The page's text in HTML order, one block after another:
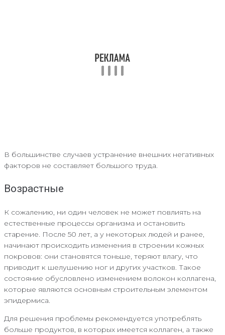
В большинстве случаев устранение внешних негативных
факторов не составляет большого труда.
Возрастные
К сожалению, ни один человек не может повлиять на
естественные процессы организма и остановить
старение. После 50 лет, а у некоторых людей и ранее,
начинают происходить изменения в строении кожных
покровов: они становятся тоньше, теряют влагу, что
приводит к шелушению ног и других участков. Такое
состояние обусловлено изменением волокон коллагена,
которые являются основным строительным элементом
эпидермиса.
Для решения проблемы рекомендуется употреблять
больше продуктов, в которых имеется коллаген, а также